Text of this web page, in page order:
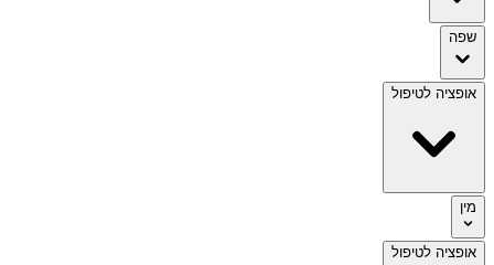
שפה
אופציה לטיפול
מין
אופציה לטיפול